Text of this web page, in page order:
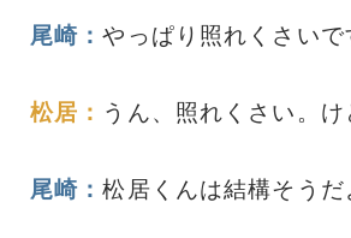
尾崎：やっぱり照れくさいで
松居： うん、照れくさい。け
尾崎：松居くんは結構そうだ